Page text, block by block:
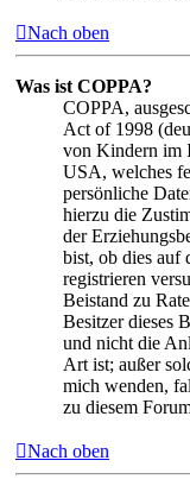
Nach oben
Was ist COPPA?
COPPA,
Act of 1998
von Kindern im
USA, welches
persönliche
hierzu die
der
bist, ob dies auf
registrieren
Beistand zu
Besitzer dieses
und nicht die
Art ist; außer
mich wenden,
zu diesem
Nach oben